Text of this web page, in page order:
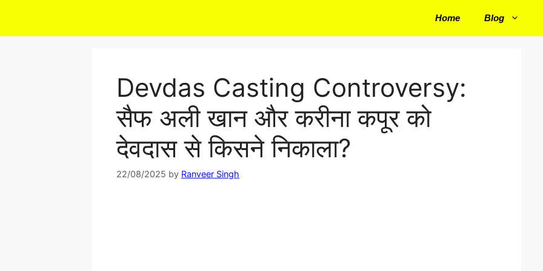
content
Home Blog
Devdas Casting Controversy:
सैफ अली खान और करीना कपूर को
देवदास से किसने निकाला?
22/08/2025 by Ranveer Singh